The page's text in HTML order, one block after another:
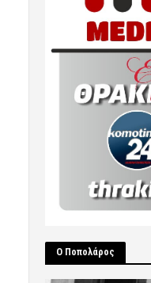
Ο Ποπολάρος